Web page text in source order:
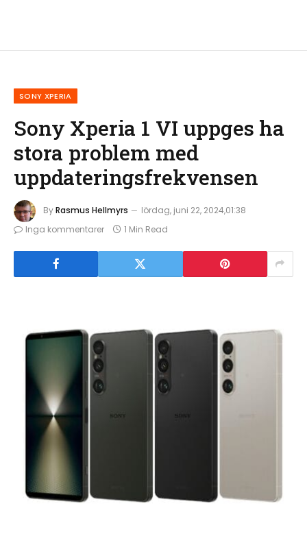
SONY XPERIA
Sony Xperia 1 VI uppges ha
stora problem med
uppdateringsfrekvensen
ByRasmus Hellmyrs
lördag, juni 22, 2024,01:38
Inga kommentarer
1 Min Read